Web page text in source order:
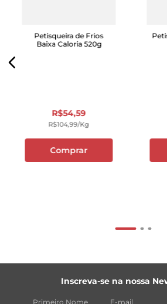
Petisqueira de Frios
Baixa Caloria 520g
R$54,59
R$104,99/kg
Comprar
Inscreva-se na nossa